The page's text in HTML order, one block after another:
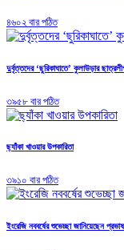
৪৬০২ বার পঠিত
দুর্বৃত্তদের ‘ছুরিকাঘাতে’ কুলাউড়ার
৩৯৫৮ বার পঠিত
ছ্যাঁকা খাওয়ার উপকারিতা
৩৯১০ বার পঠিত
ইংরেজি নববর্ষের শুভেচ্ছা জানিয়েছেন